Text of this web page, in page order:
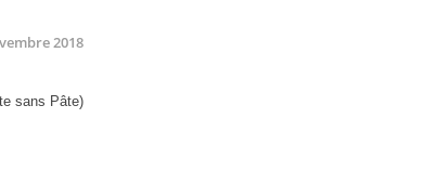
2018